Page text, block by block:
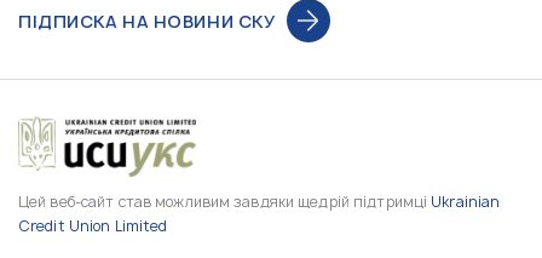
ПІДПИСКА НА НОВИНИ СКУ
Цей веб-сайт став можливим завдяки щедрій підтримці Ukrainian
Credit Union Limited